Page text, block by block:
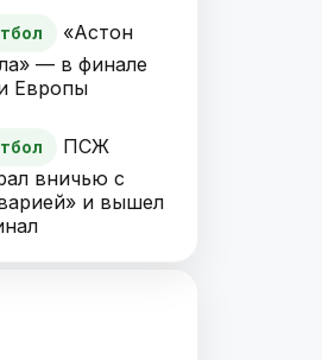
«Астон
— в финале
Европы
ПСЖ
вничью с
и вышел